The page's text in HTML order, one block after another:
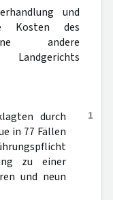
und
Kosten des
andere
1
durch
in 77 Fällen
zu einer
und neun